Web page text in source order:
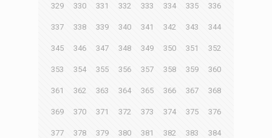
329 330 331 332 333 334 335 336
337 338 339 340 341 342 343 344
345 346 347 348 349 350 351 352
353 354 355 356 357 358 359 360
361 362 363 364 365 366 367 368
369 370 371 372 373 374 375 376
377 378 379 380 381 382 383 384